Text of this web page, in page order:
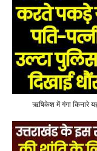
ऋषिकेश में गंगा किनारे